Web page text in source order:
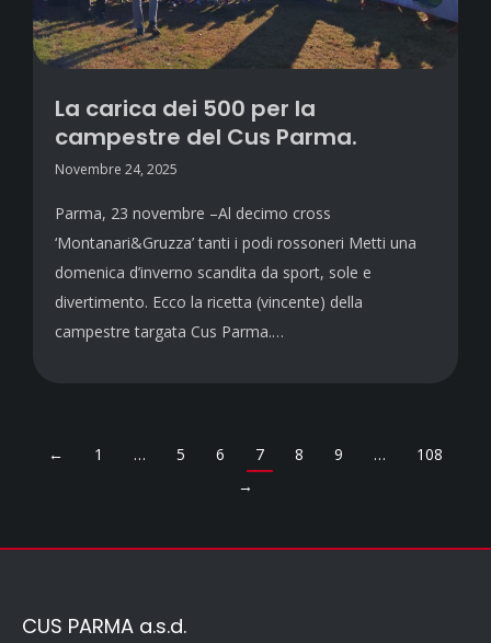
La carica dei 500 per la
campestre del Cus Parma.
Novembre 24, 2025
Parma, 23 novembre –Al decimo cross
‘Montanari&Gruzza’ tanti i podi rossoneri Metti una
domenica d’inverno scandita da sport, sole e
divertimento. Ecco la ricetta (vincente) della
campestre targata Cus Parma.…
← 1 … 5 6 7 8 9 …
108
→
CUS PARMA a.s.d.